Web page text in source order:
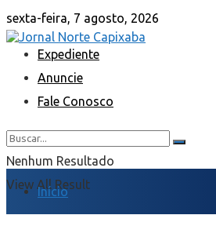
sexta-feira, 7 agosto, 2026
Expediente
Anuncie
Fale Conosco
Nenhum Resultado
View All Result
Início